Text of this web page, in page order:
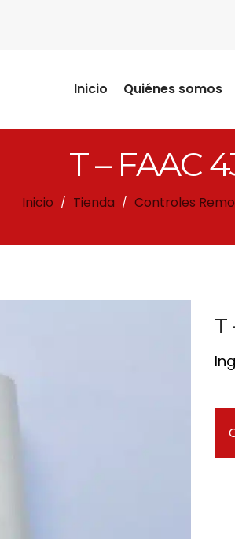
Inicio Quiénes somos
T – FAAC
Inicio / Tienda / Controles
T